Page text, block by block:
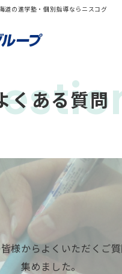
道の進学塾・個別指導ならニスコグ
くある質問
様からよくいただくご
集めました。